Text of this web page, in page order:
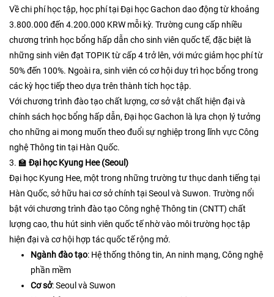
Về chi phí học tập, học phí tại Đại học Gachon dao động từ khoảng
3.800.000 đến 4.200.000 KRW mỗi kỳ. Trường cung cấp nhiều
chương trình học bổng hấp dẫn cho sinh viên quốc tế, đặc biệt là
những sinh viên đạt TOPIK từ cấp 4 trở lên, với mức giảm học phí từ
50% đến 100%. Ngoài ra, sinh viên có cơ hội duy trì học bổng trong
các kỳ học tiếp theo dựa trên thành tích học tập.​
Với chương trình đào tạo chất lượng, cơ sở vật chất hiện đại và
chính sách học bổng hấp dẫn, Đại học Gachon là lựa chọn lý tưởng
cho những ai mong muốn theo đuổi sự nghiệp trong lĩnh vực Công
nghệ Thông tin tại Hàn Quốc.
3. 🏫 Đại học Kyung Hee (Seoul)
Đại học Kyung Hee, một trong những trường tư thục danh tiếng tại
Hàn Quốc, sở hữu hai cơ sở chính tại Seoul và Suwon. Trường nổi
bật với chương trình đào tạo Công nghệ Thông tin (CNTT) chất
lượng cao, thu hút sinh viên quốc tế nhờ vào môi trường học tập
hiện đại và cơ hội hợp tác quốc tế rộng mở.​
Ngành đào tạo: Hệ thống thông tin, An ninh mạng, Công nghệ
phần mềm
Cơ sở: Seoul và Suwon